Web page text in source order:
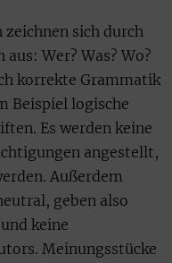
sich durch
Wer? Was? Wo?
korrekte Grammatik
Beispiel logische
Es werden keine
angestellt,
Außerdem
geben also
keine
Meinungsstücke